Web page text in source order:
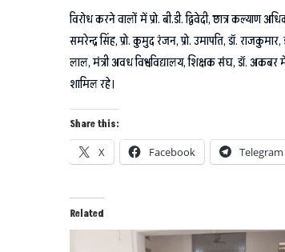
विरोध करने वालों में प्रो. बी.डी. द्विवेदी, छात्र कल्याण
समरेन्द्र सिंह, प्रो. कुमुद रंजन, प्रो. उमापति, डॉ.
लाल, मंत्री अवध विश्वविद्यालय, शिक्षक संघ, डॉ. अकबर
शामिल रहे।
Share this:
X Facebook Telegram
Related